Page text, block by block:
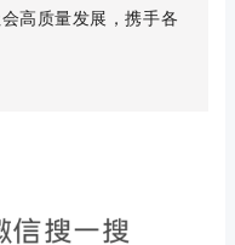
高质量发展，携手各